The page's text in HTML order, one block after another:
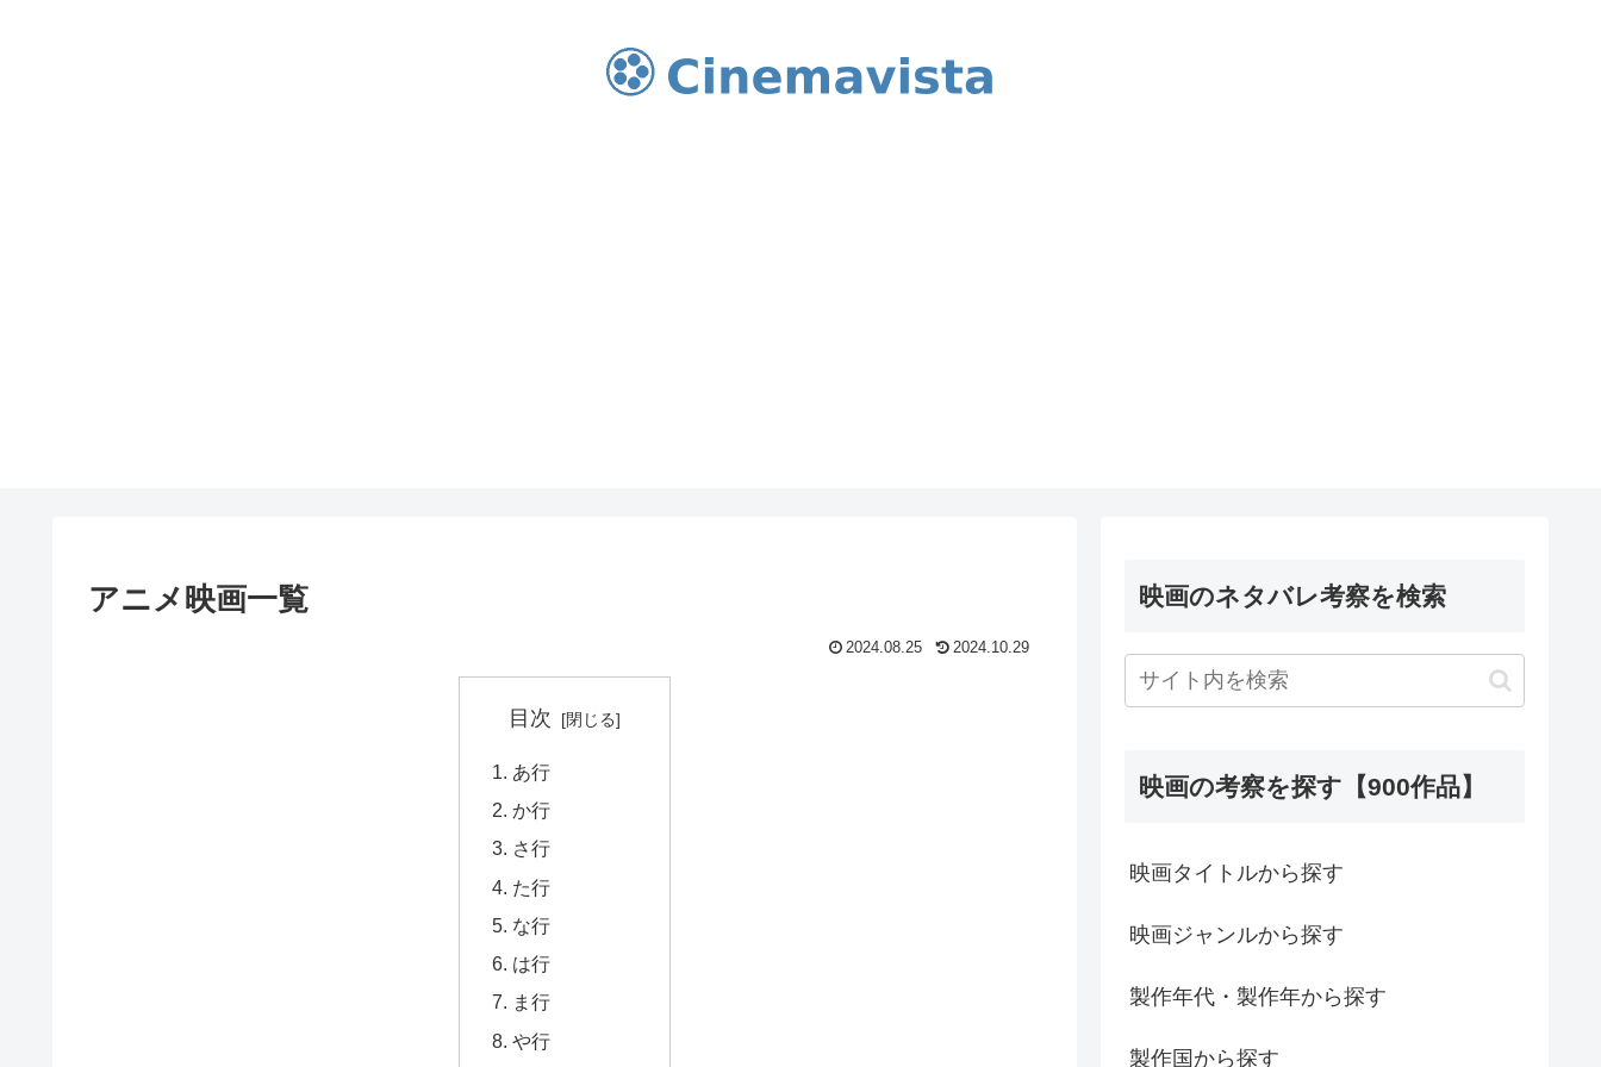
アニメ映画一覧
2024.08.25 2024.10.29
目次
あ行
か行
さ行
た行
な行
は行
ま行
や行
映画のネタバレ考察を検索
映画の考察を探す【900作品】
映画タイトルから探す
映画ジャンルから探す
製作年代・製作年から探す
製作国から探す